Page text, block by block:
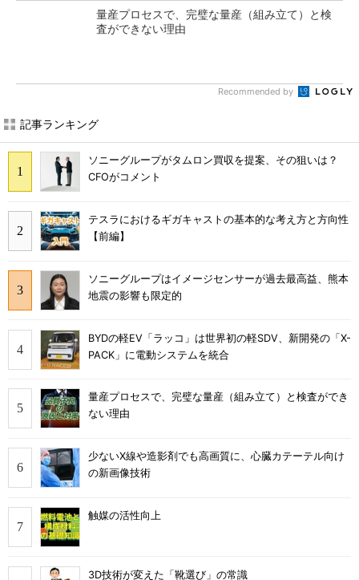
量産プロセスで、完璧な量産（組み立て）と検
査ができない理由
Recommended by
記事ランキング
ソニーグループがタムロン買収を提案、その狙いは？
CFOがコメント
テスラにおけるギガキャストの基本的な考え方と方向性
【前編】
ソニーグループはイメージセンサーが過去最高益、熊本
地震の影響も限定的
BYDの軽EV「ラッコ」は世界初の軽SDV、新開発の「X-
PACK」に電動システムを統合
量産プロセスで、完璧な量産（組み立て）と検査ができ
ない理由
少ないX線や造影剤でも高画質に、心臓カテーテル向け
の新画像技術
触媒の活性向上
3D技術が変えた「靴選び」の常識